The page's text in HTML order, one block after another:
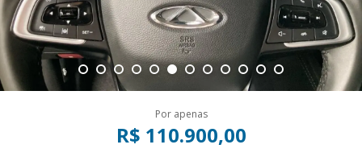
Por apenas
R$ 110.900,00